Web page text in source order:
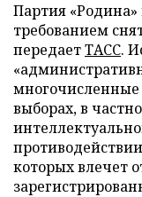
Партия
требованием
передаетТАСС.
многочисленные
выборах, в
которых влечет